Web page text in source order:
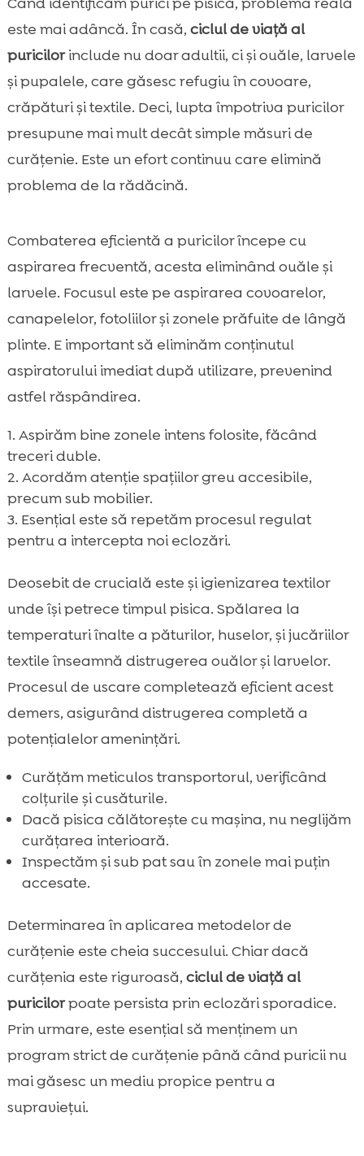
este mai adâncă. În casă, ciclul de viață al
puricilorinclude nu doar adultii, ci și ouăle, larvele
și pupalele, care găsesc refugiu în covoare,
crăpături și textile. Deci, lupta împotriva puricilor
presupune mai mult decât simple măsuri de
curățenie. Este un efort continuu care elimină
problema de la rădăcină.
Combaterea eficientă a puricilor începe cu
aspirarea frecventă, acesta eliminând ouăle și
larvele. Focusul este pe aspirarea covoarelor,
canapelelor, fotoliilor și zonele prăfuite de lângă
plinte. E important să eliminăm conținutul
aspiratorului imediat după utilizare, prevenind
astfel răspândirea.
Aspirăm bine zonele intens folosite, făcând
treceri duble.
Acordăm atenție spațiilor greu accesibile,
precum sub mobilier.
Esențial este să repetăm procesul regulat
pentru a intercepta noi eclozări.
Deosebit de crucială este și igienizarea textilor
unde își petrece timpul pisica. Spălarea la
temperaturi înalte a păturilor, huselor, și jucăriilor
textile înseamnă distrugerea ouălor și larvelor.
Procesul de uscare completează eficient acest
demers, asigurând distrugerea completă a
potențialelor amenințări.
Curățăm meticulos transportorul, verificând
colțurile și cusăturile.
Dacă pisica călătorește cu mașina, nu neglijăm
curățarea interioară.
Inspectăm și sub pat sau în zonele mai puțin
accesate.
Determinarea în aplicarea metodelor de
curățenie este cheia succesului. Chiar dacă
curățenia este riguroasă, ciclul de viață al
puricilorpoate persista prin eclozări sporadice.
Prin urmare, este esențial să menținem un
program strict de curățenie până când puricii nu
mai găsesc un mediu propice pentru a
supraviețui.